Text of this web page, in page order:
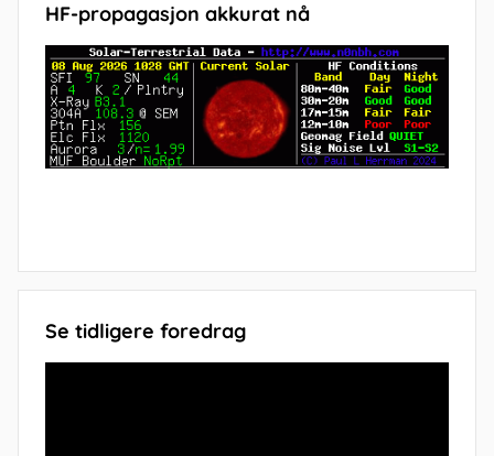
HF-propagasjon akkurat nå
Se tidligere foredrag